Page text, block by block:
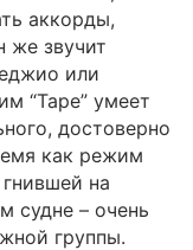
аккорды,
же звучит
или
“Tape” умеет
достоверно
как режим
гнившей на
судне – очень
группы.